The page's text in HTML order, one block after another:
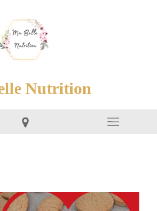
Nutrition